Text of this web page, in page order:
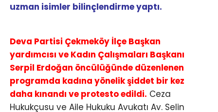
uzman isimler bilinçlendirme yaptı.
Deva Partisi Çekmeköy İlçe Başkan
yardımcısı ve Kadın Çalışmaları Başkanı
Serpil Erdoğan öncülüğünde düzenlenen
programda kadına yönelik şiddet bir kez
daha kınandı ve protesto edildi. Ceza
Hukukçusu ve Aile Hukuku Avukatı Av. Selin